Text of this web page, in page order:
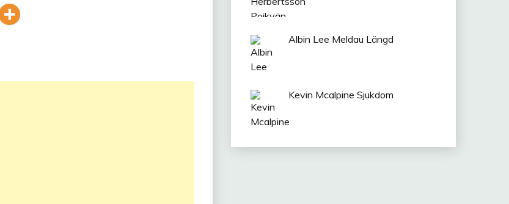
Albin Lee Meldau Längd
Kevin Mcalpine Sjukdom